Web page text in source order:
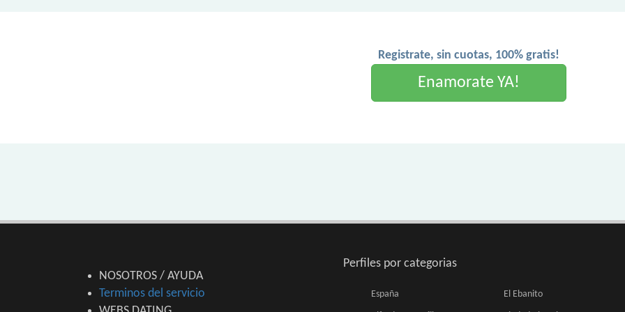
Registrate, sin cuotas, 100% gratis!
Enamorate YA!
NOSOTROS / AYUDA
Terminos del servicio
Perfiles por categorias
España El Ebanito